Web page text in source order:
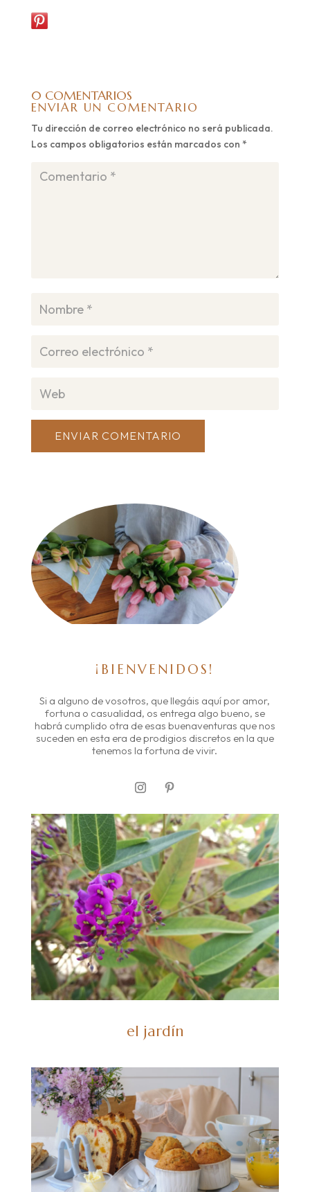
0 COMENTARIOS
ENVIAR UN COMENTARIO
Tu dirección de correo electrónico no será publicada.
Los campos obligatorios están marcados con *
ENVIAR COMENTARIO
¡BIENVENIDOS!
Si a alguno de vosotros, que llegáis aquí por amor,
fortuna o casualidad, os entrega algo bueno, se
habrá cumplido otra de esas buenaventuras que nos
suceden en esta era de prodigios discretos en la que
tenemos la fortuna de vivir.
el jardín